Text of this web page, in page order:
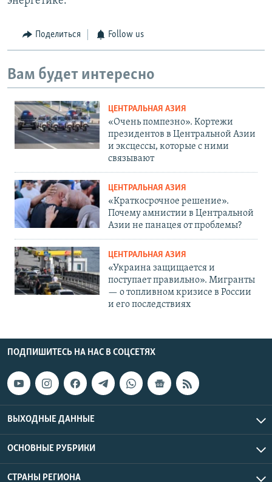
Поделиться Follow us
Вам будет интересно
ЦЕНТРАЛЬНАЯ АЗИЯ
«Очень помпезно». Кортежи
президентов в Центральной Азии
и эксцессы, которые с ними
связывают
ЦЕНТРАЛЬНАЯ АЗИЯ
«Краткосрочное решение».
Почему амнистии в Центральной
Азии не панацея от проблемы?
ЦЕНТРАЛЬНАЯ АЗИЯ
«Украина защищается и
поступает правильно». Мигранты
— о топливном кризисе в России
и его последствиях
ПОДПИШИТЕСЬ НА НАС В СОЦСЕТЯХ
ВЫХОДНЫЕ ДАННЫЕ
ОСНОВНЫЕ РУБРИКИ
СТРАНЫ РЕГИОНА